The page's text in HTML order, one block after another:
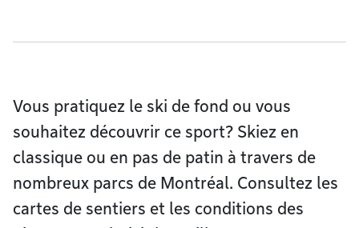
Vous pratiquez le ski de fond ou vous
souhaitez découvrir ce sport? Skiez en
classique ou en pas de patin à travers de
nombreux parcs de Montréal. Consultez les
cartes de sentiers et les conditions des